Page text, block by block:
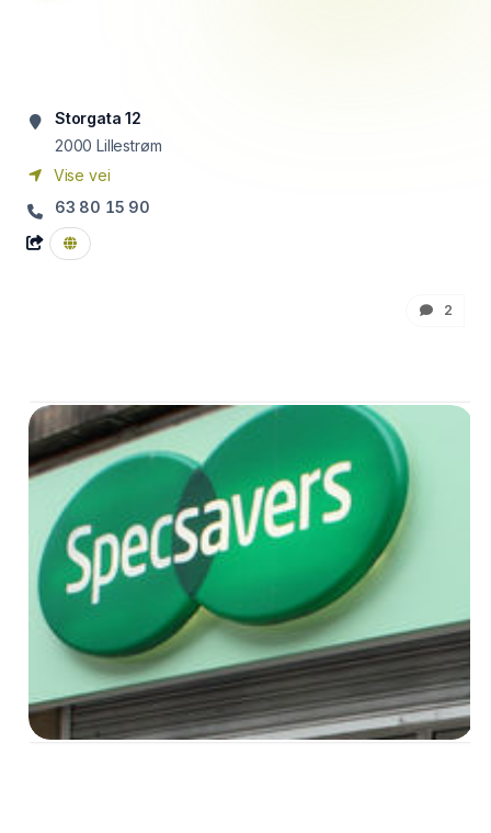
Storgata 12
2000 Lillestrøm
Vise vei
63 80 15 90
2